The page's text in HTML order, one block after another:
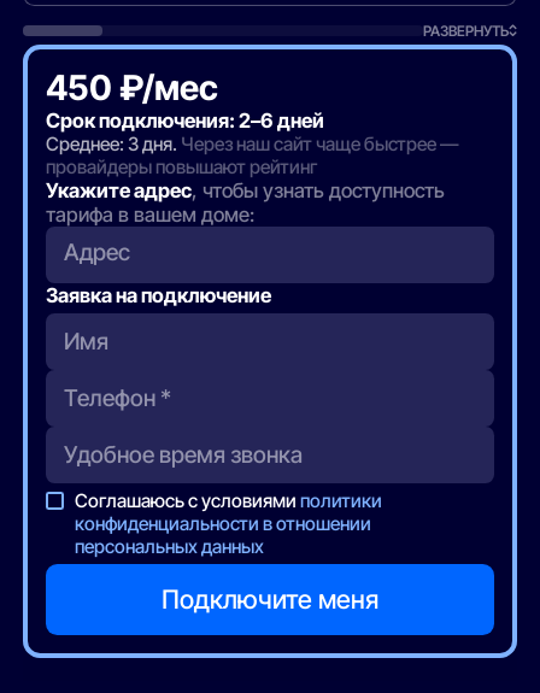
РАЗВЕРНУТЬ
450 ₽/мес
Срок подключения: 2–6 дней
Среднее: 3 дня. Через наш сайт чаще быстрее —
провайдеры повышают рейтинг
Укажите адрес, чтобы узнать доступность
тарифа в вашем доме:
Адрес
Заявка на подключение
Соглашаюсь с условиямиполитики
конфиденциальности в отношении
персональных данных